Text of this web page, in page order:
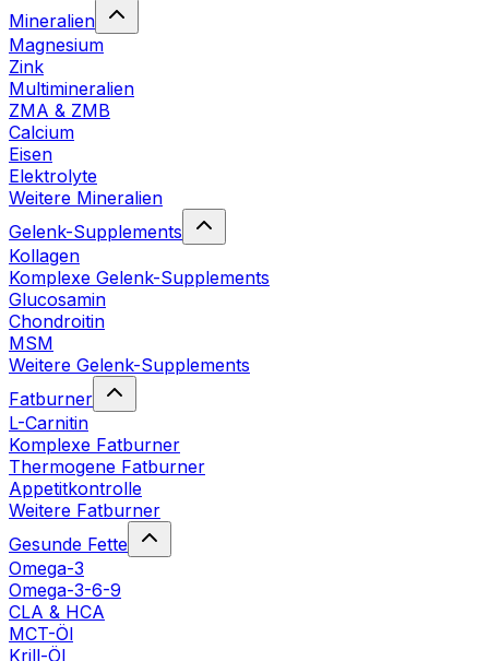
Mineralien
Magnesium
Zink
Multimineralien
ZMA & ZMB
Calcium
Eisen
Elektrolyte
Weitere Mineralien
Gelenk-Supplements
Kollagen
Komplexe Gelenk-Supplements
Glucosamin
Chondroitin
MSM
Weitere Gelenk-Supplements
Fatburner
L-Carnitin
Komplexe Fatburner
Thermogene Fatburner
Appetitkontrolle
Weitere Fatburner
Gesunde Fette
Omega-3
Omega-3-6-9
CLA & HCA
MCT-Öl
Krill-Öl